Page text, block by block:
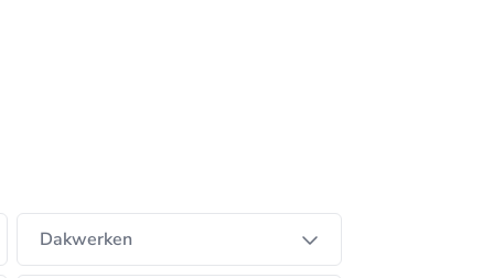
Dakwerken